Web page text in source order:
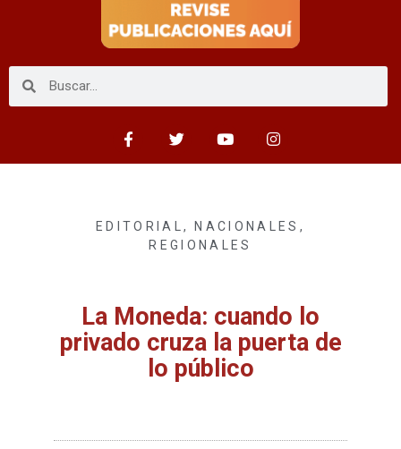
EDITORIAL ,NACIONALES ,
REGIONALES
La Moneda: cuando lo
privado cruza la puerta de
lo público